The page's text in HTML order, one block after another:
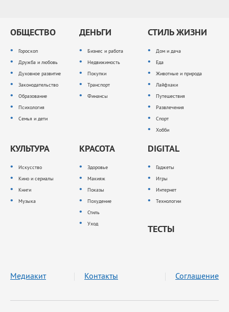
ОБЩЕСТВО
Гороскоп
Дружба и любовь
Духовное развитие
Законодательство
Образование
Психология
Семья и дети
ДЕНЬГИ
Бизнес и работа
Недвижимость
Покупки
Транспорт
Финансы
СТИЛЬ ЖИЗНИ
Дом и дача
Еда
Животные и природа
Лайфхаки
Путешествия
Развлечения
Спорт
Хобби
КУЛЬТУРА
Искусство
Кино и сериалы
Книги
Музыка
КРАСОТА
Здоровье
Макияж
Показы
Похудение
Стиль
Уход
DIGITAL
Гаджеты
Игры
Интернет
Технологии
ТЕСТЫ
Медиакит Контакты Соглашение